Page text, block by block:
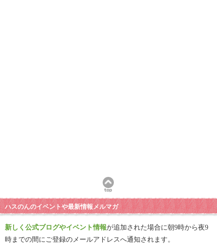
ハスのんのイベントや最新情報メルマガ
新しく公式ブログやイベント情報が追加された場合に朝9時から夜9
時までの間にご登録のメールアドレスへ通知されます。